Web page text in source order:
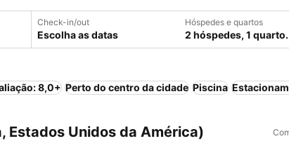
Check-in/out
Escolha as datas
Hóspedes e quartos
2 hóspedes, 1 quarto.
8,0+ Perto do centro da cidade Piscina
Estados Unidos da América)